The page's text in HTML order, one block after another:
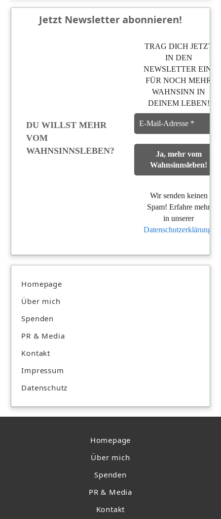
Jetzt Newsletter abonnieren!
DU WILLST MEHR
VOM
WAHNSINNSLEBEN?
TRAG DICH JETZT
IN DEN
NEWSLETTER EIN,
FÜR NOCH MEHR
WAHNSINN IN
DEINEM LEBEN!
Wir senden keinen
Spam! Erfahre mehr
in unserer
Datenschutzerklärung
Homepage
Über mich
Spenden
PR & Media
Kontakt
Impressum
Datenschutz
Homepage
Über mich
Spenden
PR & Media
Kontakt